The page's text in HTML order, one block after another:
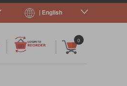
| English
0